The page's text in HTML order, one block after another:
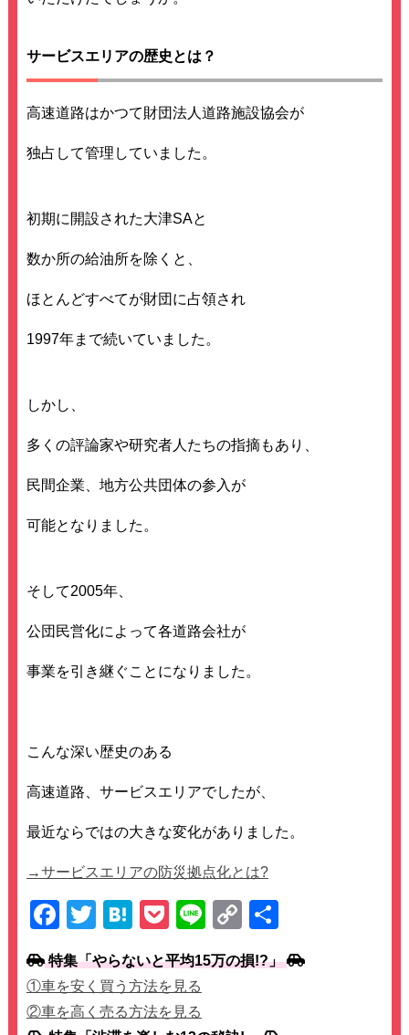
サービスエリアの歴史とは？
高速道路はかつて財団法人道路施設協会が
独占して管理していました。
初期に開設された大津SAと
数か所の給油所を除くと、
ほとんどすべてが財団に占領され
1997年まで続いていました。
しかし、
多くの評論家や研究者人たちの指摘もあり、
民間企業、地方公共団体の参入が
可能となりました。
そして2005年、
公団民営化によって各道路会社が
事業を引き継ぐことになりました。
こんな深い歴史のある
高速道路、サービスエリアでしたが、
最近ならではの大きな変化がありました。
→サービスエリアの防災拠点化とは?
F
c
e
T
tt
er
H
e
n
P
ck
et
Li
e
C
p
特集「やらないと平均15万の損!?」
①車を安く買う方法を見る
②車を高く売る方法を見る